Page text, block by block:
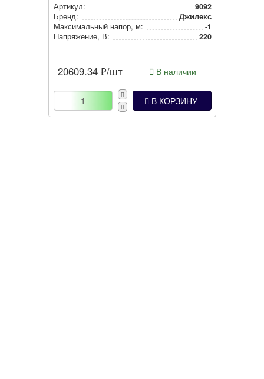
Артикул:
9092
Бренд:
Джилекс
Мак­си­маль­ный напор, м:
-1
Нап­ря­же­ние, В:
220
20609.34 ₽/шт В наличии
В КОРЗИНУ